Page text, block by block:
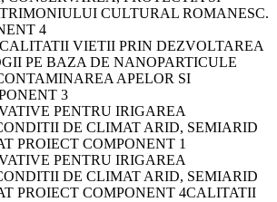
CULTURAL ROMANESC.
4
VIETII PRIN DEZVOLTAREA
PE BAZA DE NANOPARTICULE
APELOR SI
3
PENTRU IRIGAREA
DE CLIMAT ARID, SEMIARID
PROIECT COMPONENT 1
PENTRU IRIGAREA
DE CLIMAT ARID, SEMIARID
PROIECT COMPONENT 4CALITATII